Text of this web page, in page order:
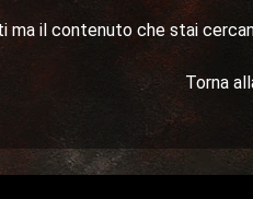
ma il contenuto che stai
Torna